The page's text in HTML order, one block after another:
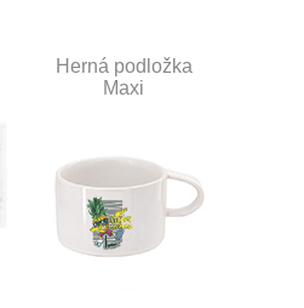
Herná podložka
Maxi